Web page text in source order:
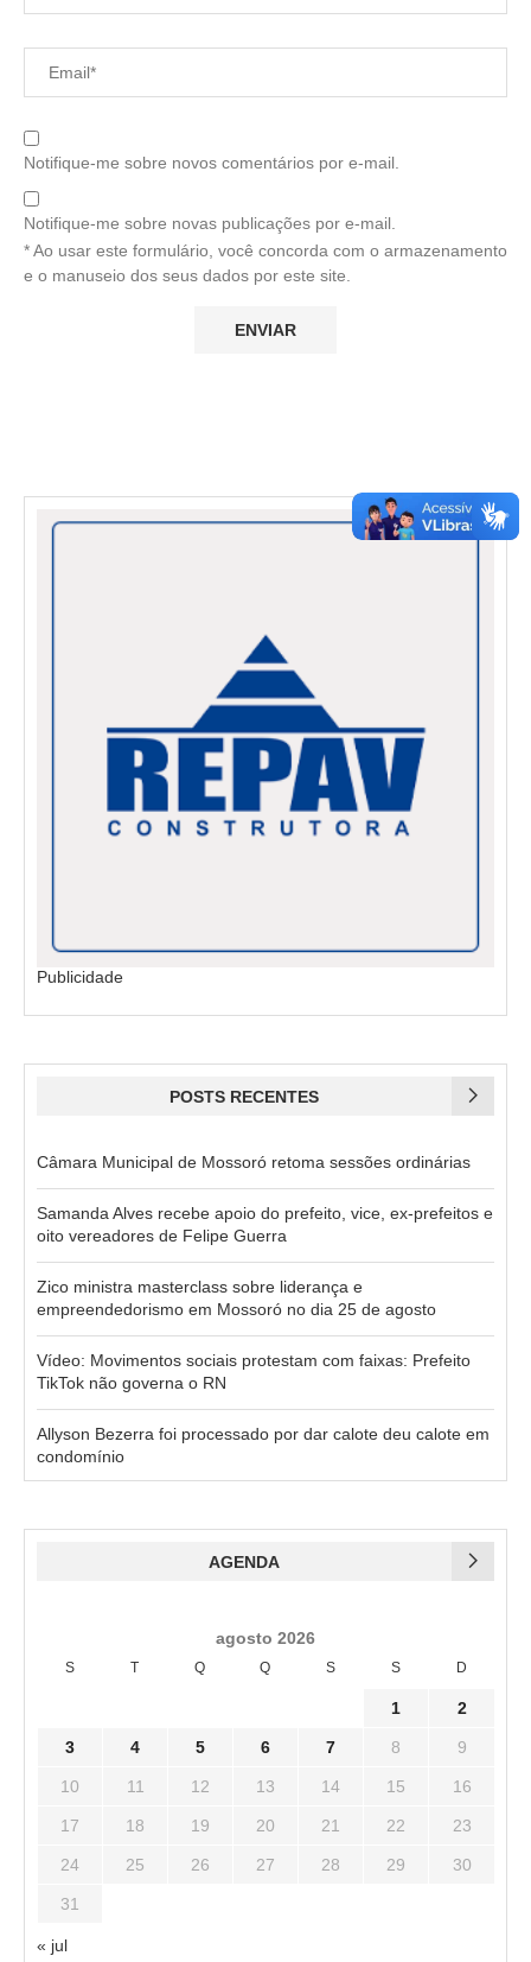
Notifique-me sobre novos comentários por e-mail.
Notifique-me sobre novas publicações por e-mail.
* Ao usar este formulário, você concorda com o armazenamento
e o manuseio dos seus dados por este site.
Publicidade
POSTS RECENTES
Câmara Municipal de Mossoró retoma sessões ordinárias
Samanda Alves recebe apoio do prefeito, vice, ex-prefeitos e
oito vereadores de Felipe Guerra
Zico ministra masterclass sobre liderança e
empreendedorismo em Mossoró no dia 25 de agosto
Vídeo: Movimentos sociais protestam com faixas: Prefeito
TikTok não governa o RN
Allyson Bezerra foi processado por dar calote deu calote em
condomínio
AGENDA
agosto 2026
S T Q Q S S D
1 2
3 4 5 6 7 8 9
10 11 12 13 14 15 16
17 18 19 20 21 22 23
24 25 26 27 28 29 30
31
« jul